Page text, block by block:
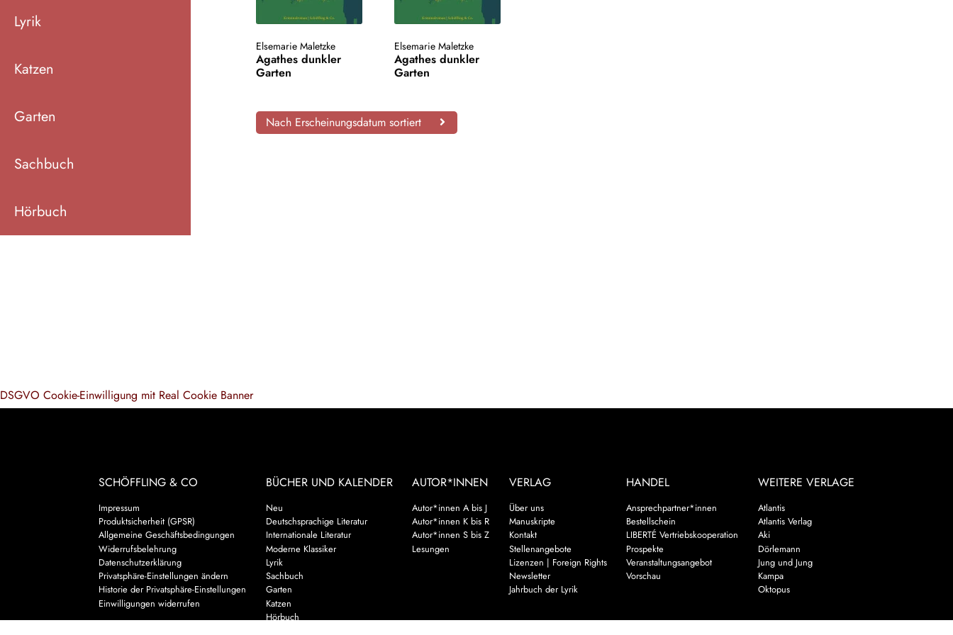
Lyrik
Katzen
Garten
Sachbuch
Hörbuch
Elsemarie Maletzke
Agathes dunkler
Garten
Elsemarie Maletzke
Agathes dunkler
Garten
Nach Erscheinungsdatum sortiert
SCHÖFFLING & CO
Impressum
Produktsicherheit (GPSR)
Allgemeine Geschäftsbedingungen
Widerrufsbelehrung
Datenschutzerklärung
Privatsphäre-Einstellungen ändern
Historie der Privatsphäre-Einstellungen
Einwilligungen widerrufen
BÜCHER UND KALENDER
Neu
Deutschsprachige Literatur
Internationale Literatur
Moderne Klassiker
Lyrik
Sachbuch
Garten
Katzen
Hörbuch
AUTOR*INNEN
Autor*innen A bis J
Autor*innen K bis R
Autor*innen S bis Z
Lesungen
VERLAG
Über uns
Manuskripte
Kontakt
Stellenangebote
Lizenzen | Foreign Rights
Newsletter
Jahrbuch der Lyrik
HANDEL
Ansprechpartner*innen
Bestellschein
LIBERTÉ Vertriebskooperation
Prospekte
Veranstaltungsangebot
Vorschau
WEITERE VERLAGE
Atlantis
Atlantis Verlag
Aki
Dörlemann
Jung und Jung
Kampa
Oktopus
DSGVO Cookie-Einwilligung mit Real Cookie Banner